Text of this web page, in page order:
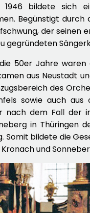
bildete sich
Begünstigt
der seinen
gegründeten
50er Jahre
aus Neustadt
des
sowie auch aus
nach dem Fall der
in Thüringen
Somit bildete die
und